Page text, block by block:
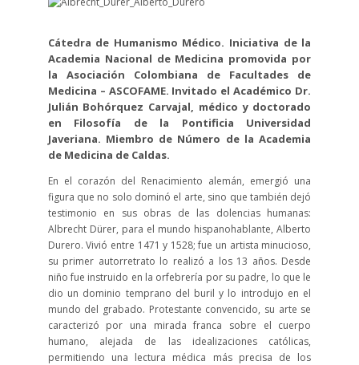
Cátedra de Humanismo Médico. Iniciativa de la
Academia Nacional de Medicina promovida por
la Asociación Colombiana de Facultades de
Medicina – ASCOFAME. Invitado el Académico Dr.
Julián Bohórquez Carvajal, médico y doctorado
en Filosofía de la Pontificia Universidad
Javeriana. Miembro de Número de la Academia
de Medicina de Caldas.
En el corazón del Renacimiento alemán, emergió una
figura que no solo dominó el arte, sino que también dejó
testimonio en sus obras de las dolencias humanas:
Albrecht Dürer, para el mundo hispanohablante, Alberto
Durero. Vivió entre 1471 y 1528; fue un artista minucioso,
su primer autorretrato lo realizó a los 13 años. Desde
niño fue instruido en la orfebrería por su padre, lo que le
dio un dominio temprano del buril y lo introdujo en el
mundo del grabado. Protestante convencido, su arte se
caracterizó por una mirada franca sobre el cuerpo
humano, alejada de las idealizaciones católicas,
permitiendo una lectura médica más precisa de los